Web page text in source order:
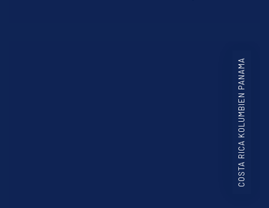
COSTA RICA KOLUMBIEN PANAMA